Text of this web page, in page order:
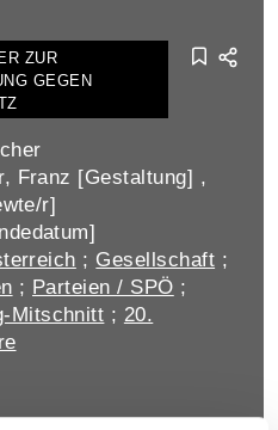
ZUR
GEGEN
Franz [Gestaltung] ,
r]
; Gesellschaft ;
; Parteien / SPÖ ;
Mitschnitt ; 20.